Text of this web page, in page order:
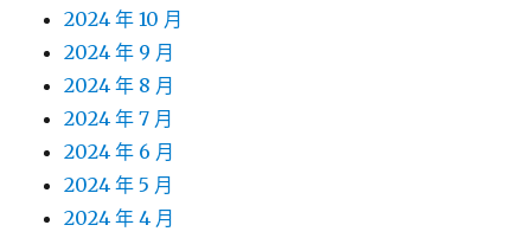
2024 年 10 月
2024 年 9 月
2024 年 8 月
2024 年 7 月
2024 年 6 月
2024 年 5 月
2024 年 4 月